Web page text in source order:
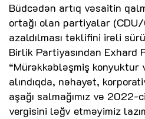
Büdcədən artıq vəsaitin
ortağı olan partiyalar
azaldılması təklifini irəli
Birlik Partiyasından Exhard
“Mürəkkəbləşmiş konyuktur
alındıqda, nəhayət,
aşağı salmağımız və
vergisini ləğv etməyimiz